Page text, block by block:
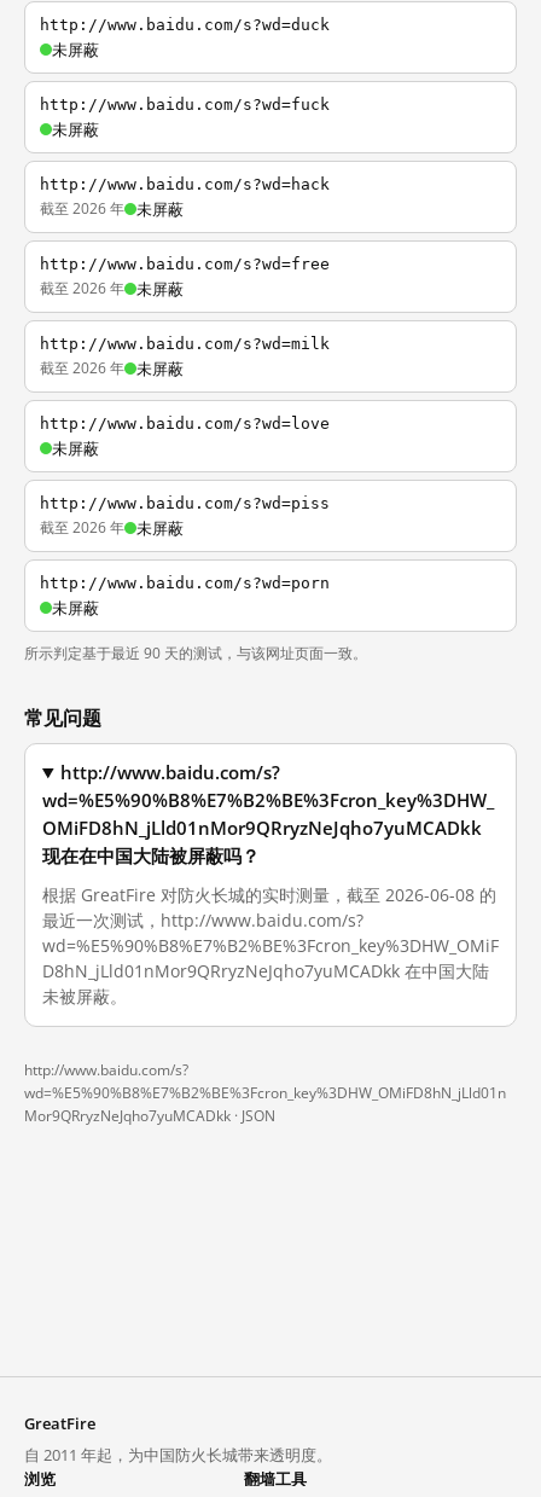
http://www.baidu.com/s?wd=duck
未屏蔽
http://www.baidu.com/s?wd=fuck
未屏蔽
http://www.baidu.com/s?wd=hack
截至 2026 年 未屏蔽
http://www.baidu.com/s?wd=free
截至 2026 年 未屏蔽
http://www.baidu.com/s?wd=milk
截至 2026 年 未屏蔽
http://www.baidu.com/s?wd=love
未屏蔽
http://www.baidu.com/s?wd=piss
截至 2026 年 未屏蔽
http://www.baidu.com/s?wd=porn
未屏蔽
所示判定基于最近 90 天的测试，与该网址页面一致。
常见问题
http://www.baidu.com/s?
wd=%E5%90%B8%E7%B2%BE%3Fcron_key%3DHW_
OMiFD8hN_jLld01nMor9QRryzNeJqho7yuMCADkk
现在在中国大陆被屏蔽吗？
根据 GreatFire 对防火长城的实时测量，截至 2026-06-08 的
最近一次测试，http://www.baidu.com/s?
wd=%E5%90%B8%E7%B2%BE%3Fcron_key%3DHW_OMiF
D8hN_jLld01nMor9QRryzNeJqho7yuMCADkk 在中国大陆
未被屏蔽。
http://www.baidu.com/s?
wd=%E5%90%B8%E7%B2%BE%3Fcron_key%3DHW_OMiFD8hN_jLld01n
Mor9QRryzNeJqho7yuMCADkk · JSON
GreatFire
自 2011 年起，为中国防火长城带来透明度。
浏览
翻墙工具